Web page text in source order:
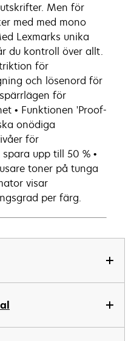
Men för
med med mono
Lexmarks unika
du kontroll över allt.
för
och lösenord för
för
• Funktionen 'Proof-
onödiga
för
upp till 50 % •
toner på tunga
visar
per färg.